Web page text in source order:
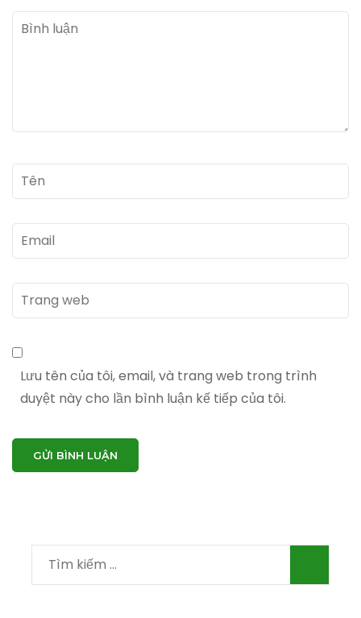
Bình
Tên*
Email*
Trang
web
Lưu tên của tôi, email, và trang web trong trình
duyệt này cho lần bình luận kế tiếp của tôi.
Tìm
kiếm